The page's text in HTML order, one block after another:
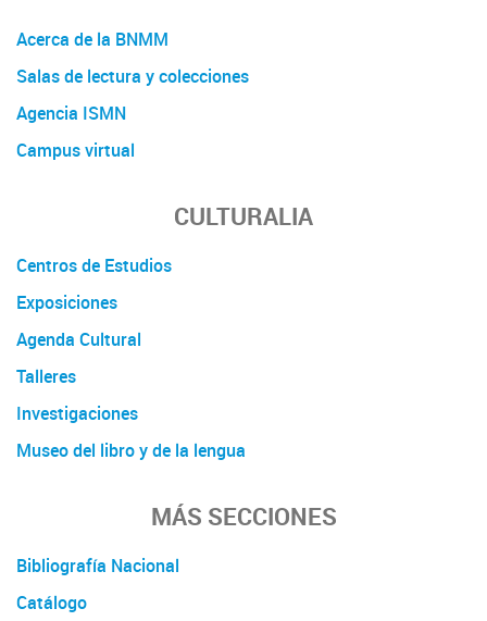
Acerca de la BNMM
Salas de lectura y colecciones
Agencia ISMN
Campus virtual
CULTURALIA
Centros de Estudios
Exposiciones
Agenda Cultural
Talleres
Investigaciones
Museo del libro y de la lengua
MÁS SECCIONES
Bibliografía Nacional
Catálogo